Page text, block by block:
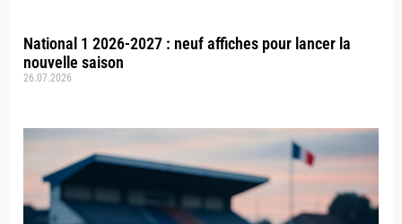
National 1 2026-2027 : neuf affiches pour lancer la
nouvelle saison
26.07.2026